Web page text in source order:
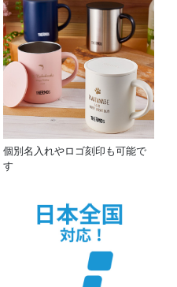
個別名入れやロゴ刻印も可能で
す